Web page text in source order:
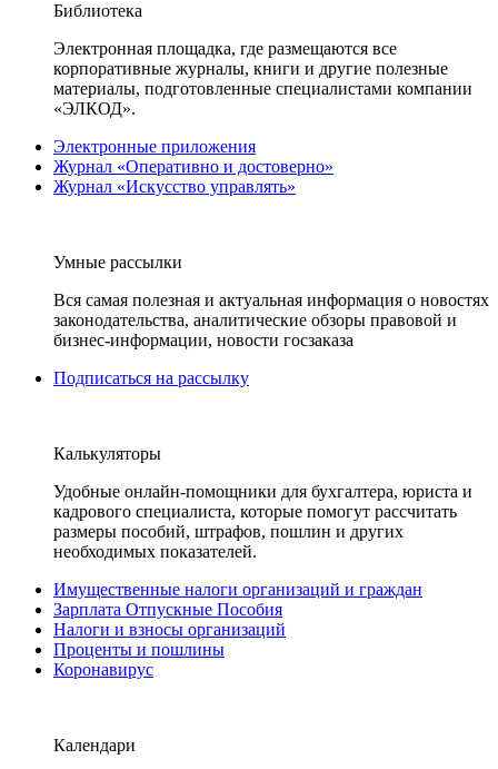
Библиотека
Электронная площадка, где размещаются все
корпоративные журналы, книги и другие полезные
материалы, подготовленные специалистами компании
«ЭЛКОД».
Электронные приложения
Журнал «Оперативно и достоверно»
Журнал «Искусство управлять»
Умные рассылки
Вся самая полезная и актуальная информация о новостях
законодательства, аналитические обзоры правовой и
бизнес-информации, новости госзаказа
Подписаться на рассылку
Калькуляторы
Удобные онлайн-помощники для бухгалтера, юриста и
кадрового специалиста, которые помогут рассчитать
размеры пособий, штрафов, пошлин и других
необходимых показателей.
Имущественные налоги организаций и граждан
Зарплата Отпускные Пособия
Налоги и взносы организаций
Проценты и пошлины
Коронавирус
Календари